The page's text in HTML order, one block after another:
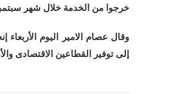
خرجوا من الخدمة خلال شهر سبتمبر 2014 من كافة القطاعات اعتبارا من غد
إلى توفير القطاعين الاقتصادى